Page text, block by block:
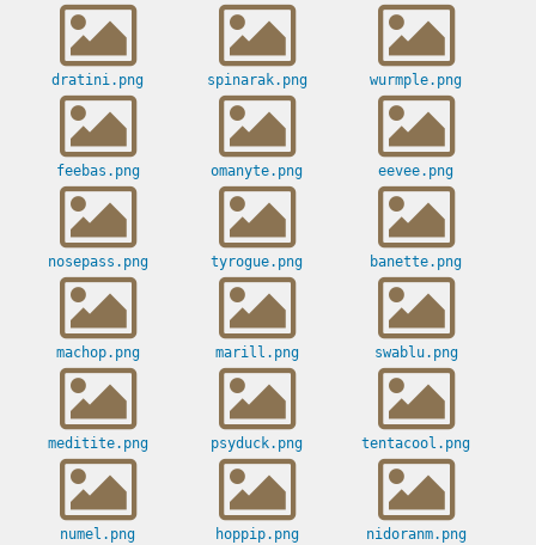
dratini.png spinarak.png wurmple.png
feebas.png omanyte.png eevee.png
nosepass.png tyrogue.png banette.png
machop.png marill.png swablu.png
meditite.png psyduck.png tentacool.png
numel.png hoppip.png nidoranm.png